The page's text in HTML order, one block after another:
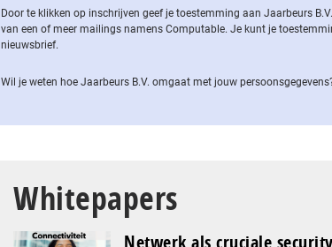
Door te klikken op inschrijven geef je toestemming aan Jaarbeurs
van een of meer mailings namens Computable. Je kunt je
nieuwsbrief.
Wil je weten hoe Jaarbeurs B.V. omgaat met jouw
Whitepapers
Netwerk als cruciale